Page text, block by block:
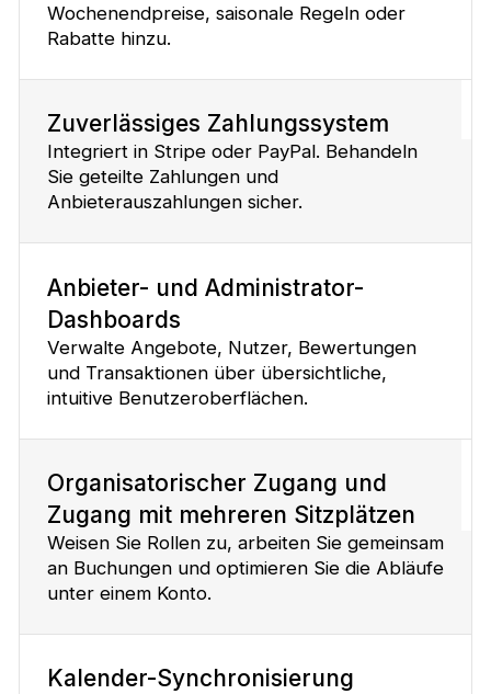
Wochenendpreise, saisonale Regeln oder
Rabatte hinzu.
Zuverlässiges Zahlungssystem
Integriert in Stripe oder PayPal. Behandeln
Sie geteilte Zahlungen und
Anbieterauszahlungen sicher.
Anbieter- und Administrator-
Dashboards
Verwalte Angebote, Nutzer, Bewertungen
und Transaktionen über übersichtliche,
intuitive Benutzeroberflächen.
Organisatorischer Zugang und
Zugang mit mehreren Sitzplätzen
Weisen Sie Rollen zu, arbeiten Sie gemeinsam
an Buchungen und optimieren Sie die Abläufe
unter einem Konto.
Kalender-Synchronisierung